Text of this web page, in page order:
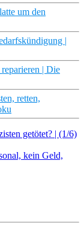
um den
|
| Die
retten,
getötet? | (1/6)
kein Geld,